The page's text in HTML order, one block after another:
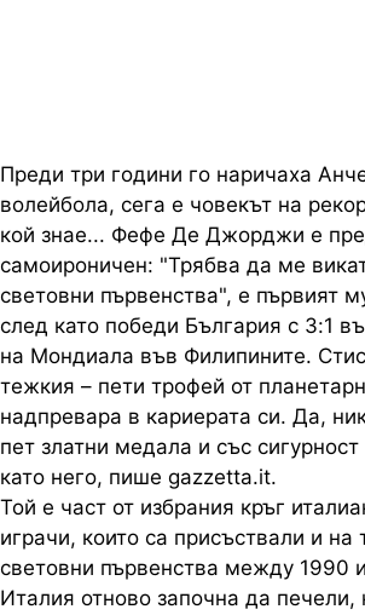
Преди три години го наричаха
волейбола, сега е човекът на
кой знае... Фефе Де Джорджи е
самоироничен: "Трябва да ме
световни първенства", е първият
след като победи България с 3:1
на Мондиала във Филипините.
тежкия – пети трофей от
надпревара в кариерата си. Да,
пет златни медала и със
като него, пише gazzetta.it.
Той е част от избрания кръг
играчи, които са присъствали и на
световни първенства между 1990
Италия отново започна да печели,